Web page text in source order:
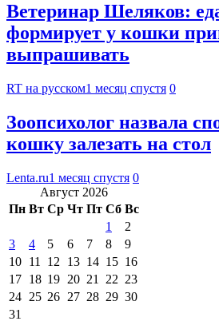
Ветеринар Шеляков:
формирует у кошки
выпрашивать
RT на русском1 месяц спустя 0
Зоопсихолог назвала
кошку залезать на стол
Lenta.ru1 месяц спустя 0
Август 2026
Пн Вт Ср Чт Пт Сб Вс
1
2
3
4 5 6 7 8
9
10 11 12 13 14 15 16
17 18 19 20 21 22 23
24 25 26 27 28 29 30
31